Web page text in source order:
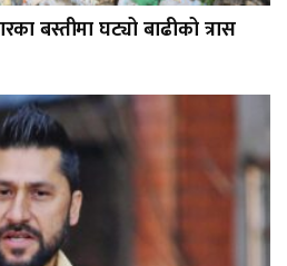
बस्तीमा घट्यो बाढीको त्रास